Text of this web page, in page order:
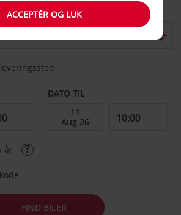
DATO TIL
år
FIND BILER
ACCEPTÉR OG LUK